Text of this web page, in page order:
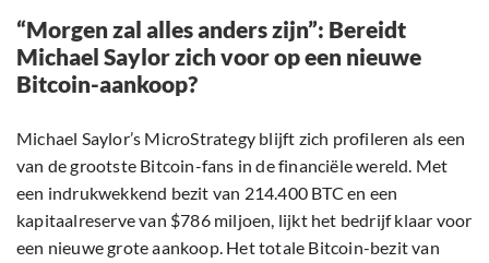
“Morgen zal alles anders zijn”: Bereidt
Michael Saylor zich voor op een nieuwe
Bitcoin-aankoop?
Michael Saylor’s MicroStrategy blijft zich profileren als een
van de grootste Bitcoin-fans in de financiële wereld. Met
een indrukwekkend bezit van 214.400 BTC en een
kapitaalreserve van $786 miljoen, lijkt het bedrijf klaar voor
een nieuwe grote aankoop. Het totale Bitcoin-bezit van